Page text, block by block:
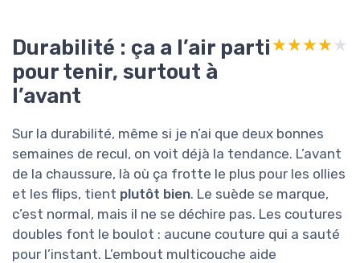
Durabilité : ça a l’air parti
pour tenir, surtout à
l’avant
★★★★★
★★★★★
Sur la durabilité, même si je n’ai que deux bonnes
semaines de recul, on voit déjà la tendance. L’avant
de la chaussure, là où ça frotte le plus pour les ollies
et les flips, tient plutôt bien. Le suède se marque,
c’est normal, mais il ne se déchire pas. Les coutures
doubles font le boulot : aucune couture qui a sauté
pour l’instant. L’embout multicouche aide